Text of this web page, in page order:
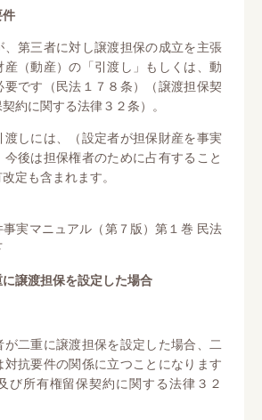
、第三者に対し譲渡担保の成立を主張
（動産）の「引渡し」もしくは、動
要です（民法１７８条）（譲渡担保契
約に関する法律３２条）。
渡しには、（設定者が担保財産を事実
後は担保権者のために占有すること
定も含まれます。
実マニュアル（第７版）第１巻 民法
譲渡担保を設定した場合
が二重に譲渡担保を設定した場合、二
対抗要件の関係に立つことになります
び所有権留保契約に関する法律３２